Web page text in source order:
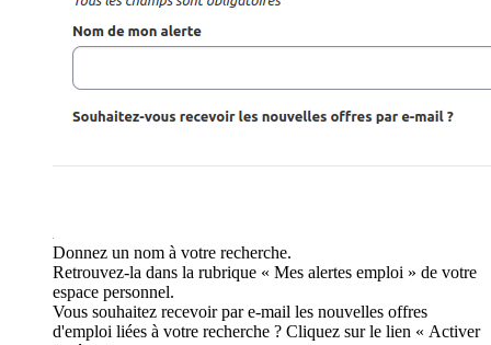
Donnez un nom à votre recherche.
Retrouvez-la dans la rubrique « Mes alertes emploi » de votre
espace personnel.
Vous souhaitez recevoir par e-mail les nouvelles offres
d'emploi liées à votre recherche ? Cliquez sur le lien « Activer